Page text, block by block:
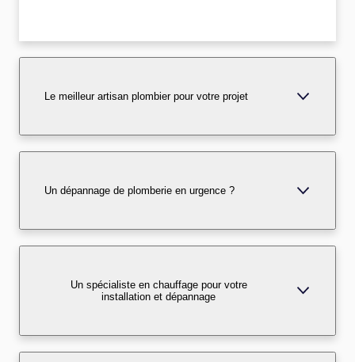
Le meilleur artisan plombier pour votre projet
Un dépannage de plomberie en urgence ?
Un spécialiste en chauffage pour votre
installation et dépannage